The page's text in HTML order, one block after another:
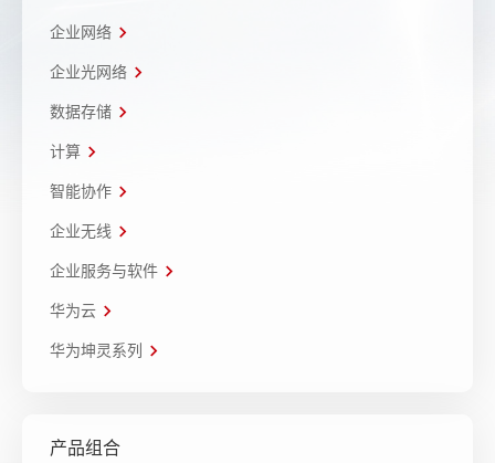
企业网络
企业光网络
数据存储
计算
智能协作
企业无线
企业服务与软件
华为云
华为坤灵系列
产品组合